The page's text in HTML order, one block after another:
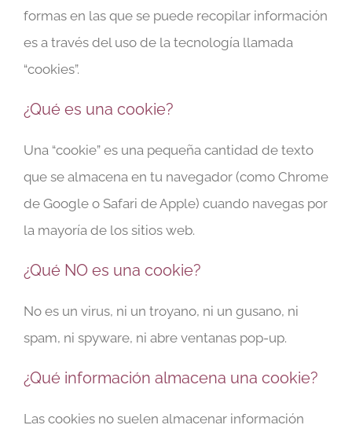
formas en las que se puede recopilar información
es a través del uso de la tecnología llamada
“cookies”.
¿Qué es una cookie?
Una “cookie” es una pequeña cantidad de texto
que se almacena en tu navegador (como Chrome
de Google o Safari de Apple) cuando navegas por
la mayoría de los sitios web.
¿Qué NO es una cookie?
No es un virus, ni un troyano, ni un gusano, ni
spam, ni spyware, ni abre ventanas pop-up.
¿Qué información almacena una cookie?
Las cookies no suelen almacenar información